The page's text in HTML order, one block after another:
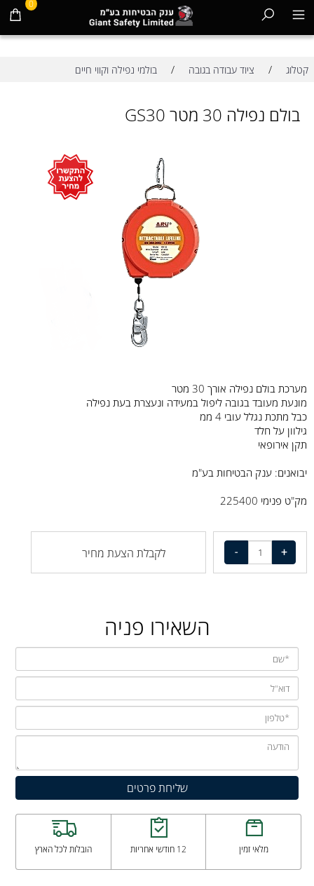
0
קטלוג / ציוד עבודה בגובה / בולמי נפילה וקווי חיים
בולם נפילה 30 מטר GS30
מערכת בולם נפילה אורך 30 מטר
מונעת מעובד בגובה ליפול במעידה ונעצרת בעת נפילה
כבל מתכת נגלל עובי 4 ממ
גילוון על חלד
תקן אירופאי
יבואנים: ענק הבטיחות בע"מ
מק"ט פנימי 225400
לקבלת הצעת מחיר
השאירו פניה
מלאי זמין 12 חודשי אחריות הובלות לכל הארץ